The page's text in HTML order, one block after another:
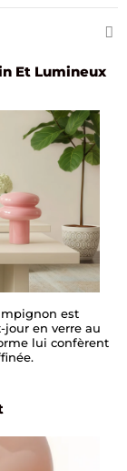
Et Lumineux
est
jour en verre au
lui confèrent